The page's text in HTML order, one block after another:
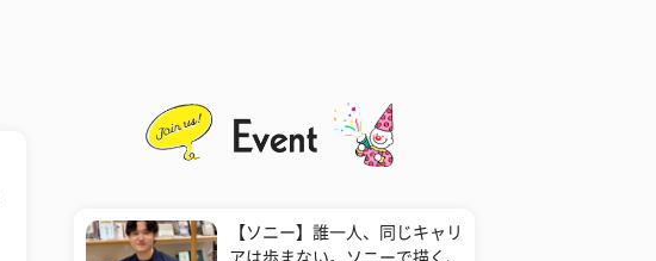
【ソニー】誰一人、同じキャリ
アは歩まない。ソニーで描く、